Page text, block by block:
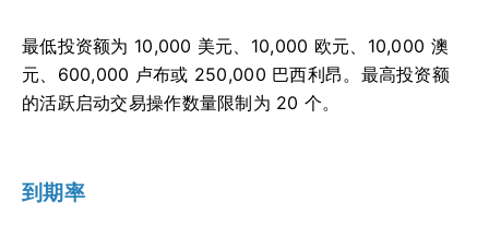
最低投资额为 10,000 美元、10,000 欧元、10,000 澳
元、600,000 卢布或 250,000 巴西利昂。最高投资额
的活跃启动交易操作数量限制为 20 个。
到期率